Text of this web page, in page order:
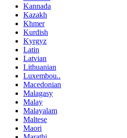
Kannada
Kazakh
Khmer
Kurdish
Kyrgyz
Latin
Latvian
Lithuanian
Luxembou..
Macedonian
Malagasy
Malay
Malayalam
Maltese
Maori